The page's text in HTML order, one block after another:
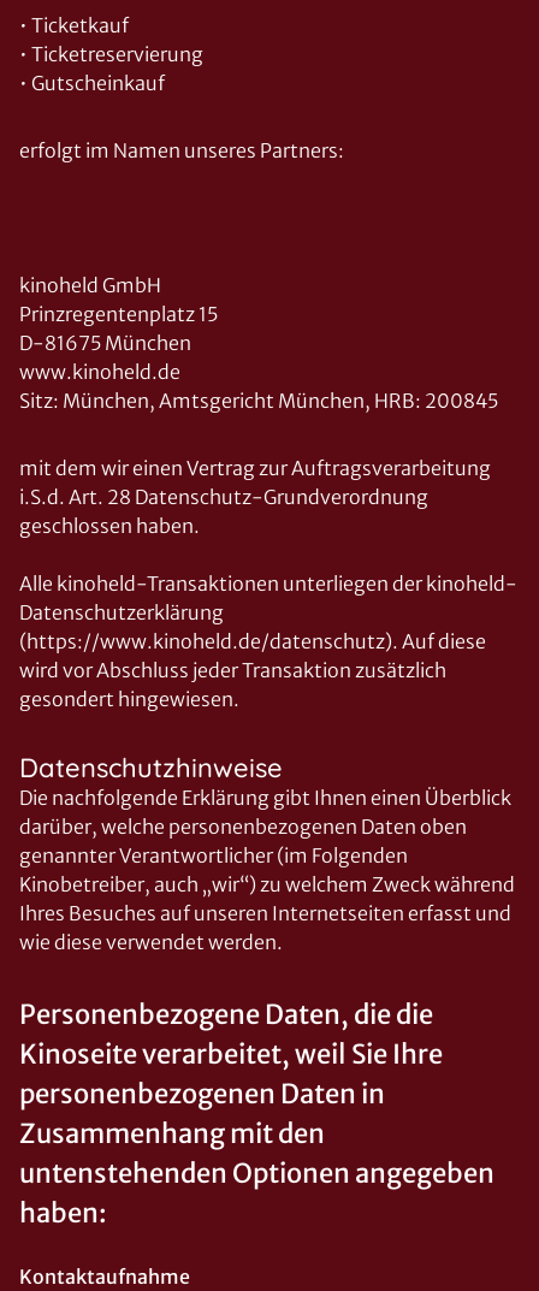
• Ticketkauf
• Ticketreservierung
• Gutscheinkauf
erfolgt im Namen unseres Partners:
kinoheld GmbH
Prinzregentenplatz 15
D-81675 München
www.kinoheld.de
Sitz: München, Amtsgericht München, HRB: 200845
mit dem wir einen Vertrag zur Auftragsverarbeitung
i.S.d. Art. 28 Datenschutz-Grundverordnung
geschlossen haben.
Alle kinoheld-Transaktionen unterliegen der kinoheld-
Datenschutzerklärung
(https://www.kinoheld.de/datenschutz). Auf diese
wird vor Abschluss jeder Transaktion zusätzlich
gesondert hingewiesen.
Datenschutzhinweise
Die nachfolgende Erklärung gibt Ihnen einen Überblick
darüber, welche personenbezogenen Daten oben
genannter Verantwortlicher (im Folgenden
Kinobetreiber, auch „wir“) zu welchem Zweck während
Ihres Besuches auf unseren Internetseiten erfasst und
wie diese verwendet werden.
Personenbezogene Daten, die die
Kinoseite verarbeitet, weil Sie Ihre
personenbezogenen Daten in
Zusammenhang mit den
untenstehenden Optionen angegeben
haben:
Kontaktaufnahme